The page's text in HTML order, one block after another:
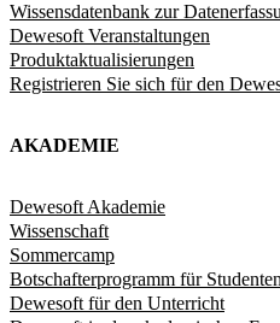
Wissensdatenbank zur
Dewesoft Veranstaltungen
Produktaktualisierungen
Registrieren Sie sich für den
AKADEMIE
Dewesoft Akademie
Wissenschaft
Sommercamp
Botschafterprogramm für Studenten
Dewesoft für den Unterricht